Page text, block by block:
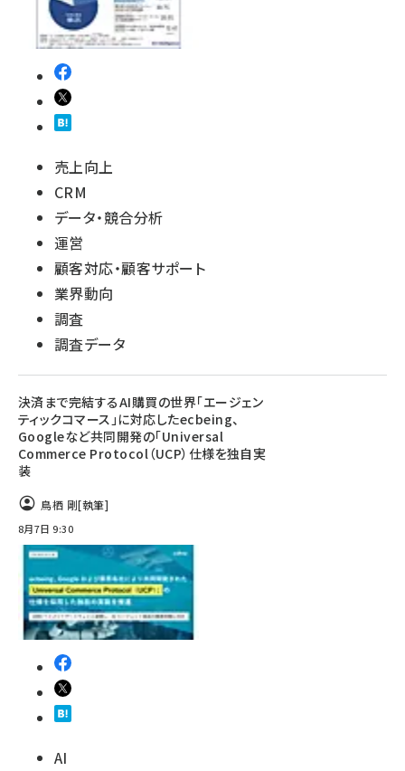
売上向上
CRM
データ・競合分析
運営
顧客対応・顧客サポート
業界動向
調査
調査データ
決済まで完結するAI購買の世界「エージェン
ティックコマース」に対応したecbeing、
Googleなど共同開発の「Universal
Commerce Protocol（UCP）仕様を独自実
装
鳥栖 剛[執筆]
8月7日 9:30
AI